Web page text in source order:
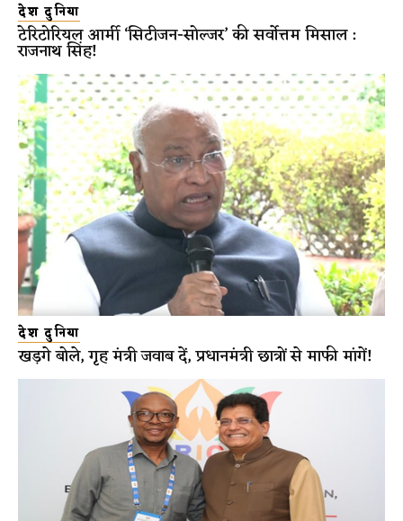
देश दुनिया
टेरिटोरियल आर्मी ‘सिटीजन-सोल्जर’ की सर्वोत्तम मिसाल :
राजनाथ सिंह!
देश दुनिया
खड़गे बोले, गृह मंत्री जवाब दें, प्रधानमंत्री छात्रों से माफी मांगें!